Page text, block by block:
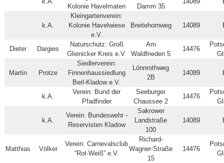
Kolonie Havelmaten
Damm 35
k.A.
Kleingartenverein:
Kolonie Havelwiese
e.V.
Breitehornweg 14089
Dieter Dargies
Naturschutz: Groß
Glienicker Kreis e.V.
Am
Waldfrieden 5
14476
Martin Protze
Siedlerverein:
Finnenhaussiedlung
Berl-Kladow e.V.
Lönnrothweg
2B
14089
k.A.
Verein: Bund der
Pfadfinder
Seeburger
Chaussee 2
14476
k.A.
Verein: Bundeswehr -
Reservisten Kladow
Sakrower
Landstraße
100
14089
Matthias Völker
Verein: Carnevalsclub
“Rot-Weiß” e.V.
Richard-
Wagner-Straße
15
14476